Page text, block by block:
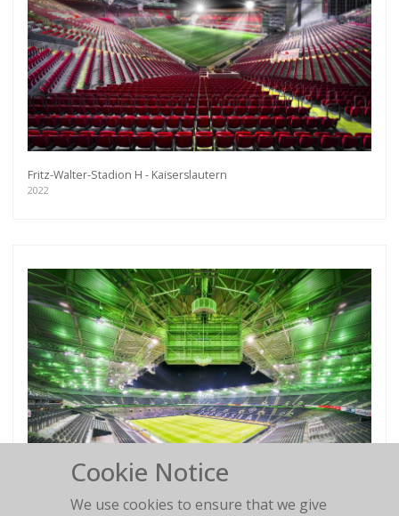
Fritz-Walter-Stadion H - Kaiserslautern
2022
Cookie Notice
We use cookies to ensure that we give